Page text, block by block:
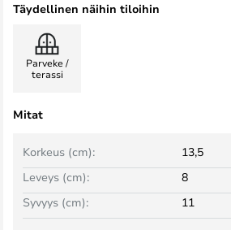
Täydellinen näihin tiloihin
Parveke /
terassi
Mitat
Leveys (cm): 8
Korkeus (cm): 13,5
Syvyys (cm): 11